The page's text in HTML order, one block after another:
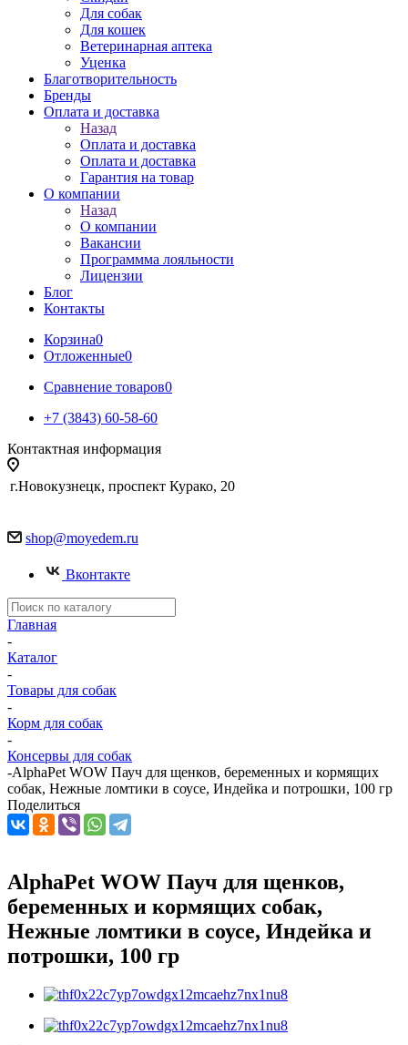
Для собак
Для кошек
Ветеринарная аптека
Уценка
Благотворительность
Бренды
Оплата и доставка
Назад
Оплата и доставка
Оплата и доставка
Гарантия на товар
О компании
Назад
О компании
Вакансии
Программма лояльности
Лицензии
Блог
Контакты
Корзина0
Отложенные0
Сравнение товаров0
+7 (3843) 60-58-60
Контактная информация
г.Новокузнецк, проспект Курако, 20
shop@moyedem.ru
Вконтакте
Главная
-
Каталог
-
Товары для собак
-
Корм для собак
-
Консервы для собак
-AlphaPet WOW Пауч для щенков, беременных и кормящих
собак, Нежные ломтики в соусе, Индейка и потрошки, 100 гр
Поделиться
AlphaPet WOW Пауч для щенков,
беременных и кормящих собак,
Нежные ломтики в соусе, Индейка и
потрошки, 100 гр